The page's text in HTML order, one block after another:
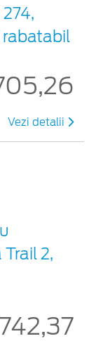
rabatabil
Vezi detalii
2,